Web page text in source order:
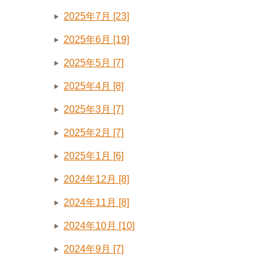
2025年7月 [23]
2025年6月 [19]
2025年5月 [7]
2025年4月 [8]
2025年3月 [7]
2025年2月 [7]
2025年1月 [6]
2024年12月 [8]
2024年11月 [8]
2024年10月 [10]
2024年9月 [7]